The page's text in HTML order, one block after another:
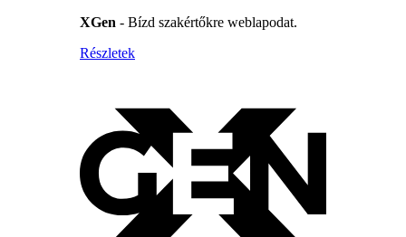
XGen - Bízd szakértőkre weblapodat.
Részletek